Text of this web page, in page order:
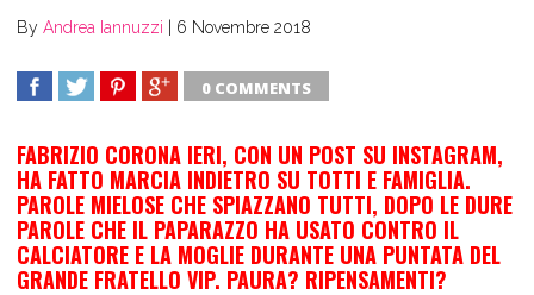
By Andrea Iannuzzi 6 Novembre 2018
0 COMMENTS
FABRIZIO CORONA IERI, CON UN POST SU INSTAGRAM,
HA FATTO MARCIA INDIETRO SU TOTTI E FAMIGLIA.
PAROLE MIELOSE CHE SPIAZZANO TUTTI, DOPO LE DURE
PAROLE CHE IL PAPARAZZO HA USATO CONTRO IL
CALCIATORE E LA MOGLIE DURANTE UNA PUNTATA DEL
GRANDE FRATELLO VIP. PAURA? RIPENSAMENTI?